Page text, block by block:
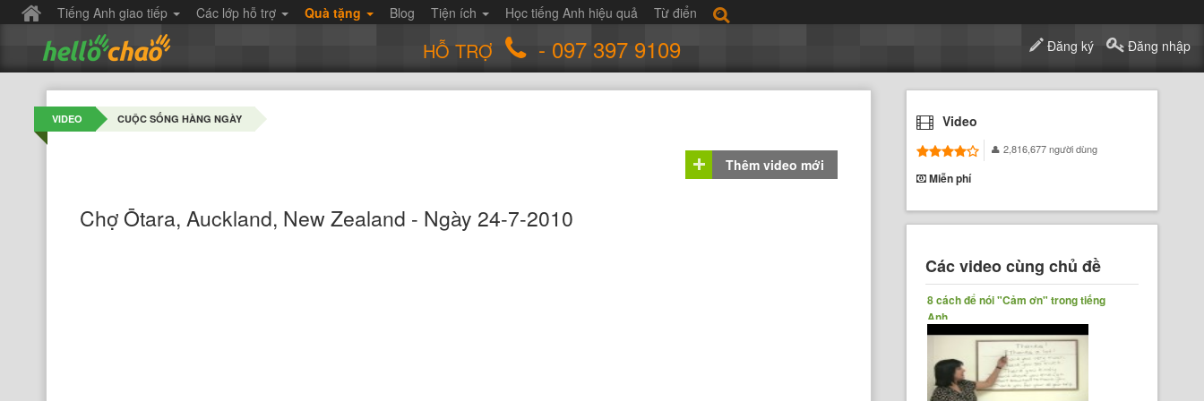
Tiếng Anh giao tiếp Các lớp hỗ trợ Quà tặng Blog Tiện ích Học tiếng Anh hiệu quả Từ điển
HỖ TRỢ - 097 397 9109 Đăng ký Đăng nhập
VIDEO CUỘC SỐNG HÀNG NGÀY
Thêm video mới
Chợ Ōtara, Auckland, New Zealand - Ngày 24-7-2010
Video
2,816,677 người dùng
Miễn phí
Các video cùng chủ đề
8 cách để nói "Cảm ơn" trong tiếng
Anh